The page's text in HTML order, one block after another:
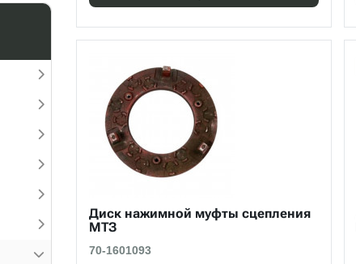
Диск нажимной муфты сцепления
МТЗ
70-1601093